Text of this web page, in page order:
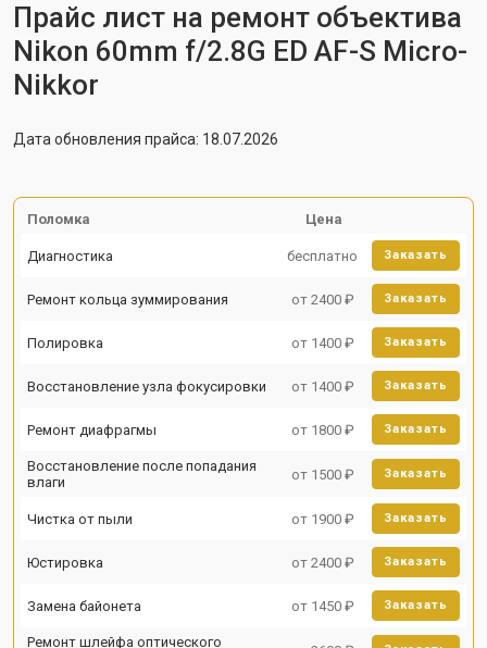
Прайс лист на ремонт объектива
Nikon 60mm f/2.8G ED AF-S Micro-
Nikkor
Дата обновления прайса: 18.07.2026
Поломка Цена
Диагностика бесплатно Заказать
Ремонт кольца зуммирования от 2400 ₽ Заказать
Полировка от 1400 ₽ Заказать
Восстановление узла фокусировки от 1400 ₽ Заказать
Ремонт диафрагмы от 1800 ₽ Заказать
Восстановление после попадания
влаги
от 1500 ₽ Заказать
Чистка от пыли от 1900 ₽ Заказать
Юстировка от 2400 ₽ Заказать
Замена байонета от 1450 ₽ Заказать
Ремонт шлейфа оптического